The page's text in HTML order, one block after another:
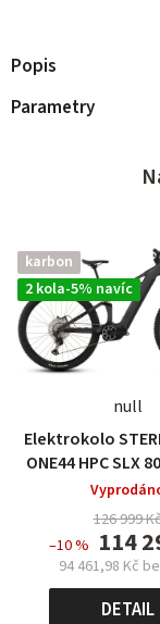
Popis
Parametry
karbon
2 kola-5% navíc
null
Elektrokolo
ONE44 HPC SLX
126 999
–10 % 114
94 461,98 Kč
cena:
DETAIL